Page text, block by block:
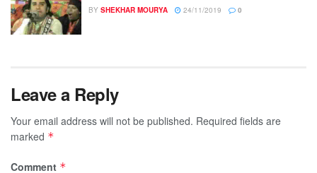
BY SHEKHAR MOURYA 24/11/2019 0
Leave a Reply
Your email address will not be published. Required fields are
marked *
Comment *